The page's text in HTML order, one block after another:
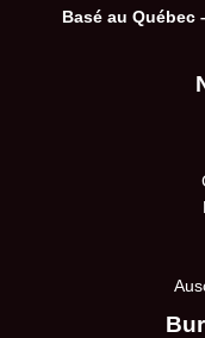
Basé au Québec